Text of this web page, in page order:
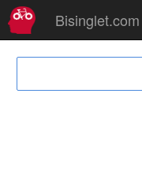
Bisinglet.com